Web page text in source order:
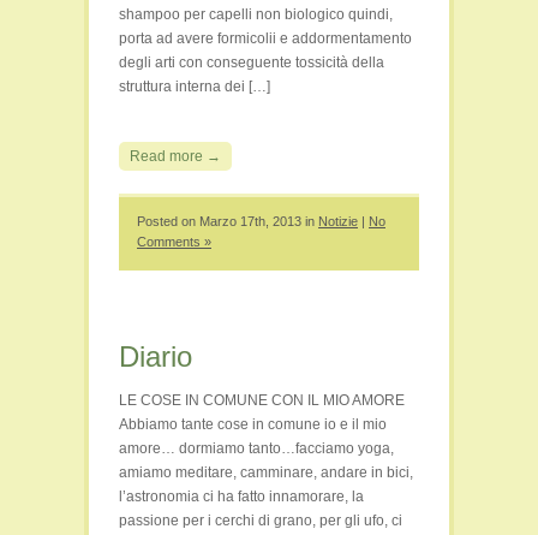
shampoo per capelli non biologico quindi,
porta ad avere formicolii e addormentamento
degli arti con conseguente tossicità della
struttura interna dei […]
Read more →
Posted on Marzo 17th, 2013 in Notizie | No
Comments »
Diario
LE COSE IN COMUNE CON IL MIO AMORE
Abbiamo tante cose in comune io e il mio
amore… dormiamo tanto…facciamo yoga,
amiamo meditare, camminare, andare in bici,
l’astronomia ci ha fatto innamorare, la
passione per i cerchi di grano, per gli ufo, ci